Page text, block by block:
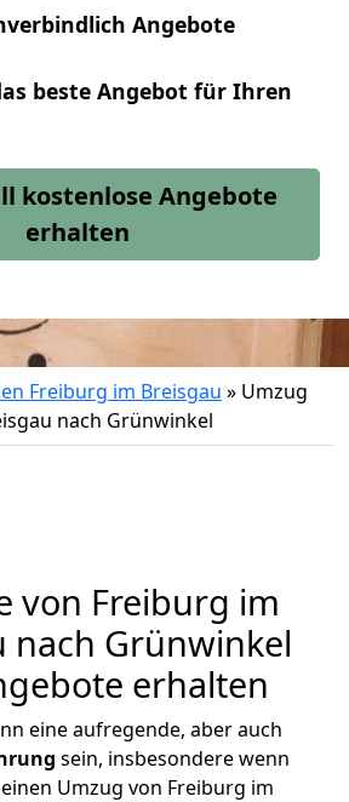
Angebote
beste Angebot für Ihren
kostenlose Angebote
erhalten
Freiburg im Breisgau » Umzug
nach Grünwinkel
von Freiburg im
nach Grünwinkel
erhalten
eine aufregende, aber auch
sein, insbesondere wenn
Umzug von Freiburg im